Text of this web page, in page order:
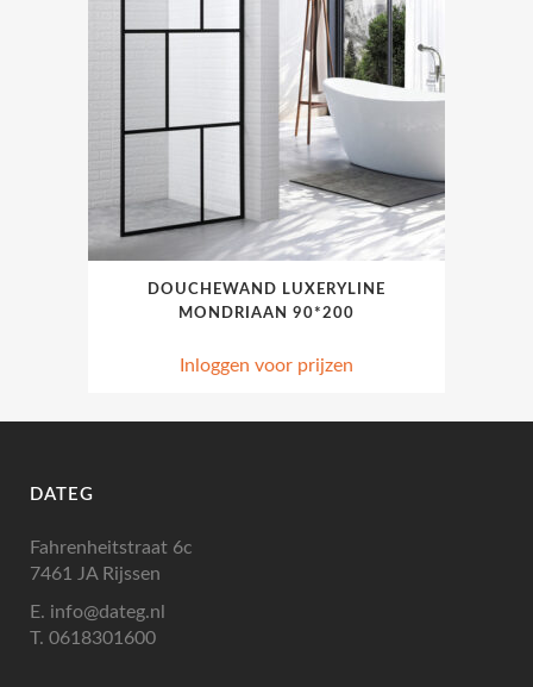
DOUCHEWAND LUXERYLINE
MONDRIAAN 90*200
Inloggen voor prijzen
DATEG
Fahrenheitstraat 6c
7461 JA Rijssen
E. info@dateg.nl
T. 0618301600